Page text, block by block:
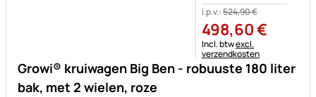
Growi® kruiwagen Big Ben - robuuste 180 liter
bak, met 2 wielen, roze
i.p.v.:524,90€
498,60€
Belastinginformatie:
Incl. btwexcl.
verzendkosten